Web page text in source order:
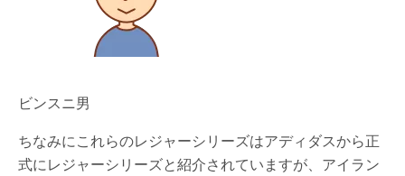
ビンスニ男
ちなみにこれらのレジャーシリーズはアディダスから正
式にレジャーシリーズと紹介されていますが、 アイラン